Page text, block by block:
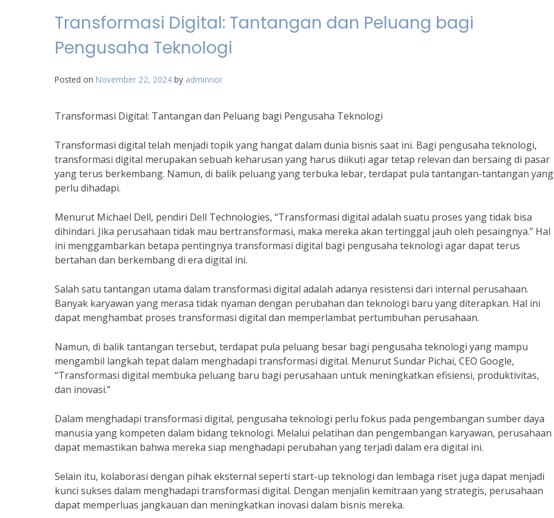
Transformasi Digital: Tantangan dan Peluang bagi
Pengusaha Teknologi
Posted on November 22, 2024 by adminnor
Transformasi Digital: Tantangan dan Peluang bagi Pengusaha Teknologi
Transformasi digital telah menjadi topik yang hangat dalam dunia bisnis saat ini. Bagi pengusaha teknologi,
transformasi digital merupakan sebuah keharusan yang harus diikuti agar tetap relevan dan bersaing di pasar
yang terus berkembang. Namun, di balik peluang yang terbuka lebar, terdapat pula tantangan-tantangan yang
perlu dihadapi.
Menurut Michael Dell, pendiri Dell Technologies, “Transformasi digital adalah suatu proses yang tidak bisa
dihindari. Jika perusahaan tidak mau bertransformasi, maka mereka akan tertinggal jauh oleh pesaingnya.” Hal
ini menggambarkan betapa pentingnya transformasi digital bagi pengusaha teknologi agar dapat terus
bertahan dan berkembang di era digital ini.
Salah satu tantangan utama dalam transformasi digital adalah adanya resistensi dari internal perusahaan.
Banyak karyawan yang merasa tidak nyaman dengan perubahan dan teknologi baru yang diterapkan. Hal ini
dapat menghambat proses transformasi digital dan memperlambat pertumbuhan perusahaan.
Namun, di balik tantangan tersebut, terdapat pula peluang besar bagi pengusaha teknologi yang mampu
mengambil langkah tepat dalam menghadapi transformasi digital. Menurut Sundar Pichai, CEO Google,
“Transformasi digital membuka peluang baru bagi perusahaan untuk meningkatkan efisiensi, produktivitas,
dan inovasi.”
Dalam menghadapi transformasi digital, pengusaha teknologi perlu fokus pada pengembangan sumber daya
manusia yang kompeten dalam bidang teknologi. Melalui pelatihan dan pengembangan karyawan, perusahaan
dapat memastikan bahwa mereka siap menghadapi perubahan yang terjadi dalam era digital ini.
Selain itu, kolaborasi dengan pihak eksternal seperti start-up teknologi dan lembaga riset juga dapat menjadi
kunci sukses dalam menghadapi transformasi digital. Dengan menjalin kemitraan yang strategis, perusahaan
dapat memperluas jangkauan dan meningkatkan inovasi dalam bisnis mereka.